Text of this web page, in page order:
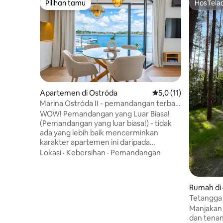
Pilihan tamu
Pilihan tamu
Apartemen di Ostróda Nilai rata-rata 5,0
5,0 (11)
Marina Ostróda II - pemandangan terbaik
di Ostróda
WOW! Pemandangan yang Luar Biasa!
(Pemandangan yang luar biasa!) - tidak
ada yang lebih baik mencerminkan
karakter apartemen ini daripada
keceriaan teman - teman kami di teras
Lokasi · Kebersihan · Pemandangan
Rumah di
Tetangga
dan